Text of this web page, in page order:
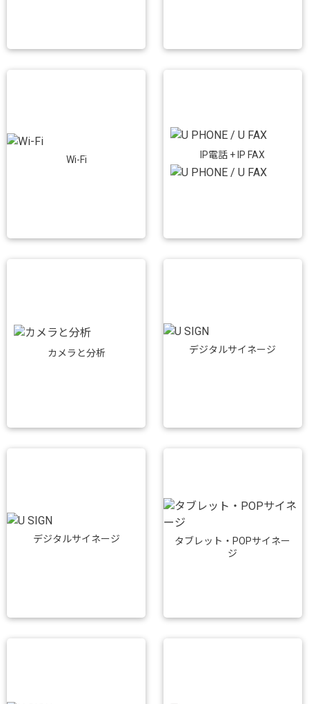
Wi-Fi IP電話 + IP FAX
カメラと分析 デジタルサイネージ
デジタルサイネージ
タブレット・POPサイネー
ジ